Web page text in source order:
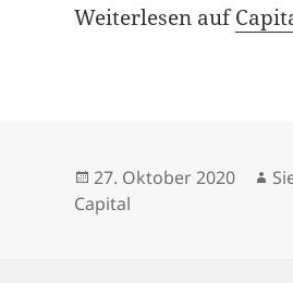
Weiterlesen auf
Veröffentlicht
am
27. Oktober 2020
Capital